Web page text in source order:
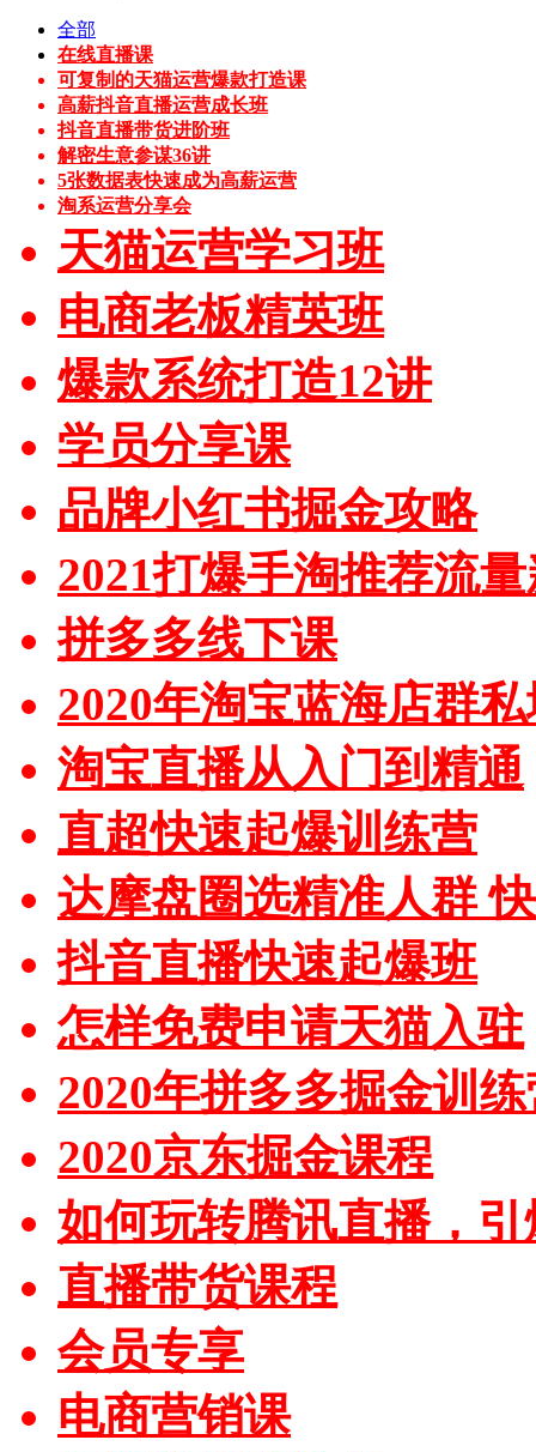
全部
在线直播课
可复制的天猫运营爆款打造课
高薪抖音直播运营成长班
抖音直播带货进阶班
解密生意参谋36讲
5张数据表快速成为高薪运营
淘系运营分享会
天猫运营学习班
电商老板精英班
爆款系统打造12讲
学员分享课
品牌小红书掘金攻略
2021打爆手淘推荐流
拼多多线下课
2020年淘宝蓝海店群
淘宝直播从入门到精通
直超快速起爆训练营
达摩盘圈选精准人群
抖音直播快速起爆班
怎样免费申请天猫入驻
2020年拼多多掘金训
2020京东掘金课程
如何玩转腾讯直播，
直播带货课程
会员专享
电商营销课